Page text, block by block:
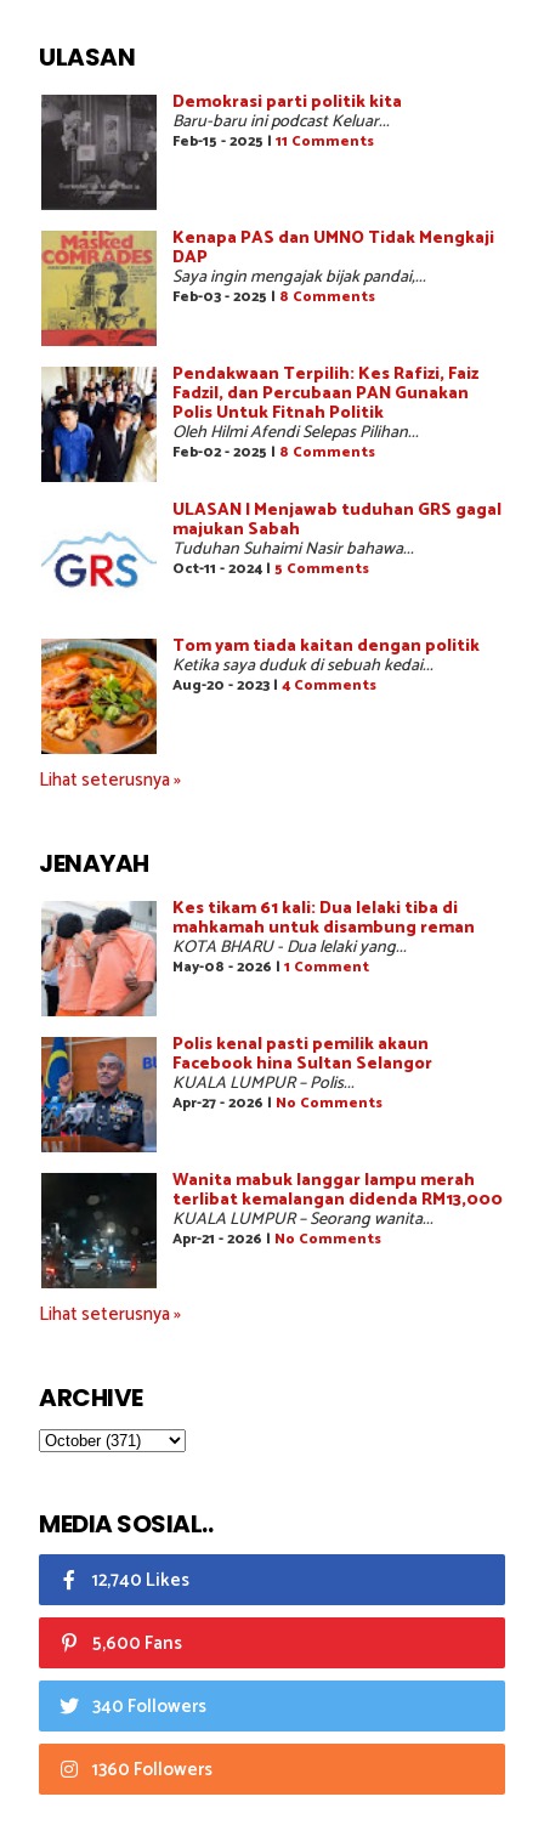
ULASAN
Demokrasi parti politik kita
Baru-baru ini podcast Keluar...
Feb-15 - 2025 | 11 Comments
Kenapa PAS dan UMNO Tidak Mengkaji
DAP
Saya ingin mengajak bijak pandai,...
Feb-03 - 2025 | 8 Comments
Pendakwaan Terpilih: Kes Rafizi, Faiz
Fadzil, dan Percubaan PAN Gunakan
Polis Untuk Fitnah Politik
Oleh Hilmi Afendi Selepas Pilihan...
Feb-02 - 2025 | 8 Comments
ULASAN | Menjawab tuduhan GRS gagal
majukan Sabah
Tuduhan Suhaimi Nasir bahawa...
Oct-11 - 2024 | 5 Comments
Tom yam tiada kaitan dengan politik
Ketika saya duduk di sebuah kedai...
Aug-20 - 2023 | 4 Comments
Lihat seterusnya »
JENAYAH
Kes tikam 61 kali: Dua lelaki tiba di
mahkamah untuk disambung reman
KOTA BHARU - Dua lelaki yang...
May-08 - 2026 | 1 Comment
Polis kenal pasti pemilik akaun
Facebook hina Sultan Selangor
KUALA LUMPUR – Polis...
Apr-27 - 2026 | No Comments
Wanita mabuk langgar lampu merah
terlibat kemalangan didenda RM13,000
KUALA LUMPUR – Seorang wanita...
Apr-21 - 2026 | No Comments
Lihat seterusnya »
ARCHIVE
MEDIA SOSIAL..
12,740 Likes
5,600 Fans
340 Followers
1360 Followers